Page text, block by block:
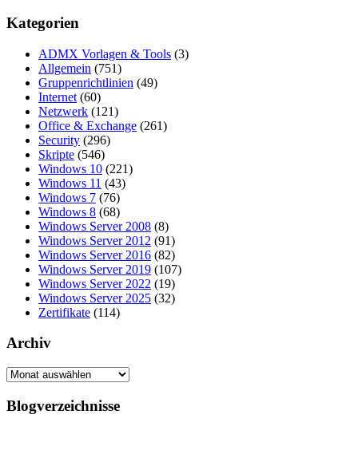
Kategorien
ADMX Vorlagen & Tools (3)
Allgemein (751)
Gruppenrichtlinien (49)
Internet (60)
Netzwerk (121)
Office & Exchange (261)
Security (296)
Skripte (546)
Windows 10 (221)
Windows 11 (43)
Windows 7 (76)
Windows 8 (68)
Windows Server 2008 (8)
Windows Server 2012 (91)
Windows Server 2016 (82)
Windows Server 2019 (107)
Windows Server 2022 (19)
Windows Server 2025 (32)
Zertifikate (114)
Archiv
Archiv
Blogverzeichnisse